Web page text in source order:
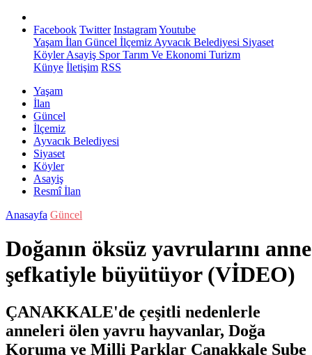
Facebook Twitter InstagramYoutube
Yaşam İlan Güncel İlçemiz Ayvacık Belediyesi Siyaset
KöylerAsayiş SporTarım Ve Ekonomi Turizm
Künye İletişim RSS
Yaşam
İlan
Güncel
İlçemiz
Ayvacık Belediyesi
Siyaset
Köyler
Asayiş
Resmî İlan
Anasayfa Güncel
Doğanın öksüz yavrularını anne
şefkatiyle büyütüyor (VİDEO)
ÇANAKKALE'de çeşitli nedenlerle
anneleri ölen yavru hayvanlar, Doğa
Koruma ve Milli Parklar Çanakkale Şube